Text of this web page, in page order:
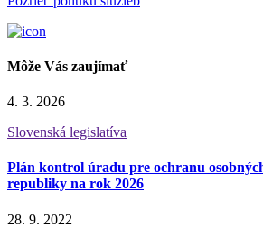
Môže Vás zaujímať
4. 3. 2026
Slovenská legislatíva
Plán kontrol úradu pre ochranu
republiky na rok 2026
28. 9. 2022